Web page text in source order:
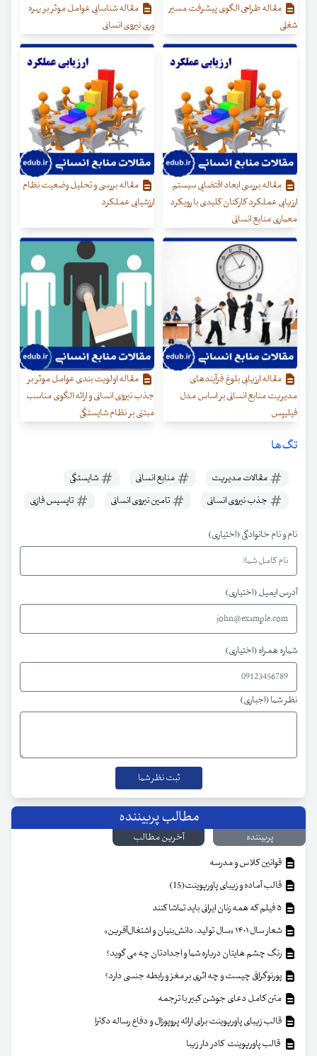
مقاله طراحی الگوی پیشرفت مسیر
شغلی
مقاله شناسایی عوامل موثر بر بهره
وری نیروی انسانی
مقاله بررسی ابعاد اقتضایی سیستم
ارزیابی عملکرد کارکنان کلیدی با رویکرد
معماری منابع انسانی
مقاله بررسی و تحلیل وضعیت نظام
ارزشیابی عملکرد
مقاله ارزیابی بلوغ فرآیندهای
مدیریت منابع انسانی بر اساس مدل
فیلیپس
مقاله اولویت بندی عوامل موثر بر
جذب نیروی انسانی و ارائه الگوی مناسب
مبتنی بر نظام شایستگی
تگ‌ها
مقالات مدیریت منابع انسانی
شایستگی
جذب نیروی انسانی
تامین نیروی انسانی تاپسیس فازی
نام و نام خانوادگی (اختیاری)
آدرس ایمیل (اختیاری)
شماره همراه (اختیاری)
نظر شما (اجباری)
مطالب پربیننده
پربیننده
آخرین مطالب
قوانین کلاس و مدرسه
قالب آماده و زیبای پاورپوینت(15)
شعار سال ۱۴۰۱ «سال تولید، دانش‌بنیان و اشتغال‌آفرین»
رنگ چشم هایتان درباره شما و اجدادتان چه می گوید؟
پورنوگرافی چیست و چه اثری بر مغز و رابطه جنسی دارد؟
متن کامل دعای جوشن کبیر با ترجمه
قالب زیبای پاورپوینت برای ارائه پروپوزال و دفاع رساله دکترا
قالب پاورپوینت کادر دار زیبا